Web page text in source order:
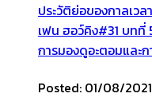
ประวัติย่อของกาลเว
เฟน ฮอว์คิง#31 บทที่
การมองดูอะตอมและ
Posted: 01/08/2021